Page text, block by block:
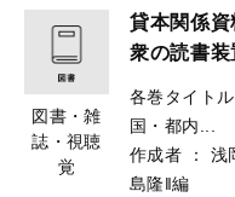
図書・雑
誌・視聴
覚
貸本関係
衆の読書装
各巻タイトル
国・都内...
作成者
： 浅
島隆‖編